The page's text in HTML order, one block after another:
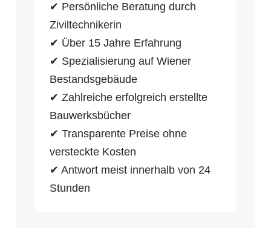
✔ Persönliche Beratung durch
Ziviltechnikerin
✔ Über 15 Jahre Erfahrung
✔ Spezialisierung auf Wiener
Bestandsgebäude
✔ Zahlreiche erfolgreich erstellte
Bauwerksbücher
✔ Transparente Preise ohne
versteckte Kosten
✔ Antwort meist innerhalb von 24
Stunden